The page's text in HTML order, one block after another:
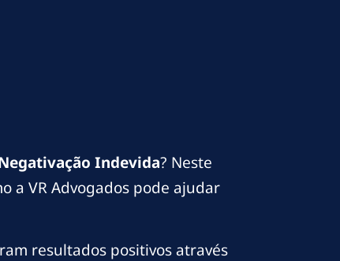
Indevida? Neste
a VR Advogados pode ajudar
resultados positivos através